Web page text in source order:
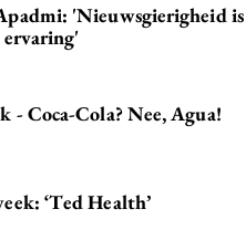
'Nieuwsgierigheid is
- Coca-Cola? Nee, Agua!
‘Ted Health’